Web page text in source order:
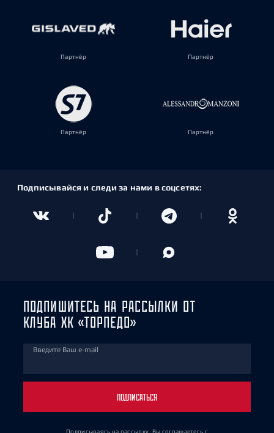
Партнёр Партнёр
Партнёр Партнёр
Подписывайся и следи за нами в соцсетях:
ПОДПИШИТЕСЬ НА РАССЫЛКИ ОТ
КЛУБА ХК «ТОРПЕДО»
Введите Ваш e-mail
ПОДПИСАТЬСЯ
Подписываясь на рассылку, Вы соглашаетесь с